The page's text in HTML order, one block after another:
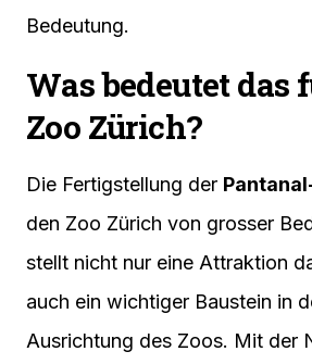
Bedeutung.
Was bedeutet das
Zoo Zürich?
Die Fertigstellung der
den Zoo Zürich von grosser
stellt nicht nur eine Attraktion
auch ein wichtiger Baustein in
Ausrichtung des Zoos. Mit der